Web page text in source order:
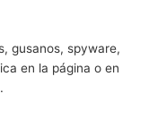
gusanos, spyware,
en la página o en